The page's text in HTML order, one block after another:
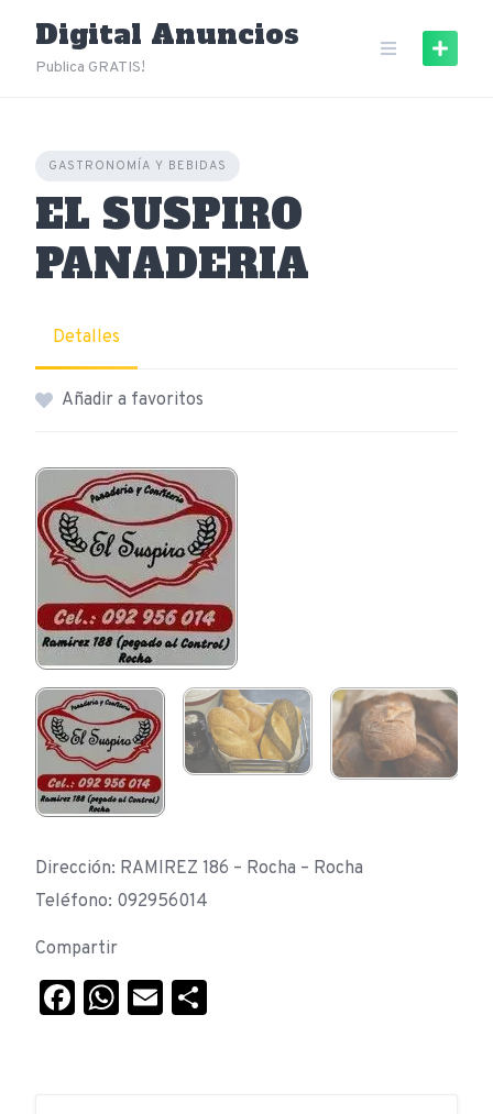
content
Digital Anuncios
Publica GRATIS!
GASTRONOMÍA Y BEBIDAS
EL SUSPIRO
PANADERIA
Detalles
Añadir a favoritos
Dirección: RAMIREZ 186 – Rocha – Rocha
Teléfono: 092956014
Compartir
Facebook
WhatsApp
Email